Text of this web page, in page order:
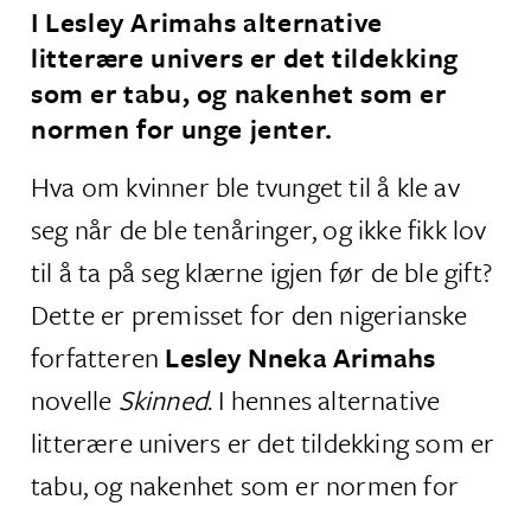
I Lesley Arimahs alternative
litterære univers er det tildekking
som er tabu, og nakenhet som er
normen for unge jenter.
Hva om kvinner ble tvunget til å kle av
seg når de ble tenåringer, og ikke fikk lov
til å ta på seg klærne igjen før de ble gift?
Dette er premisset for den nigerianske
forfatteren Lesley Nneka Arimahs
novelle Skinned. I hennes alternative
litterære univers er det tildekking som er
tabu, og nakenhet som er normen for